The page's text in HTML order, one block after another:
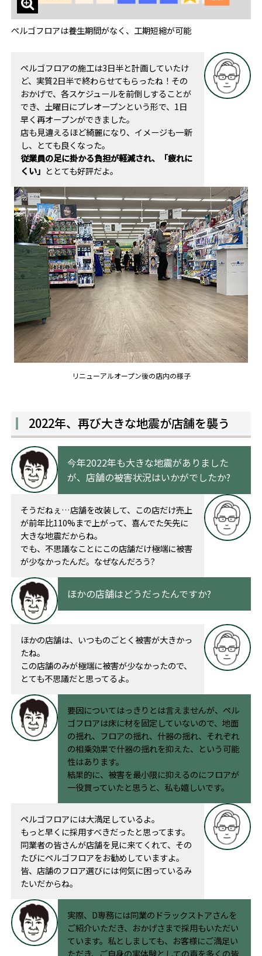
ぺルゴフロアは養生期間がなく、工期短縮が可能
ペルゴフロアの施工は3日半と計画していたけ
ど、実質2日半で終わらせてもらったね！その
おかげで、各スケジュールを前倒しすることが
でき、土曜日にプレオープンという形で、1日
早く再オープンができました。
店も見違えるほど綺麗になり、イメージも一新
し、とても良くなった。
従業員の足に掛かる負担が軽減され、「疲れに
くい」 ととても好評だよ。
リニューアルオープン後の店内の様子
2022年、再び大きな地震が店舗を襲う
今年2022年も大きな地震がありました
が、店舗の被害状況はいかがでしたか?
そうだねぇ…店舗を改装して、この店だけ売上
が前年比110%まで上がって、喜んでた矢先に
大きな地震だからね。
でも、不思議なことにこの店舗だけ極端に被害
が少なかったんだ。なぜなんだろう?
ほかの店舗はどうだったんですか?
ほかの店舗は、いつものごとく被害が大きかっ
たね。
この店舗のみが極端に被害が少なかったので、
とても不思議だと思ってるよ。
要因についてはっきりとは言えませんが、ペル
ゴフロアは床に材を固定していないので、地面
の揺れ、フロアの揺れ、什器の揺れ、それぞれ
の相乗効果で什器の揺れを抑えた、という可能
性はあります。
結果的に、被害を最小限に抑えるのにフロアが
一役買っていたと思うと、私も嬉しいです。
ペルゴフロアには大満足しているよ。
もっと早くに採用すべきだったと思ってます。
同業者の皆さんが店舗を見に来てくれて、その
たびにペルゴフロアをお勧めしていますよ。
皆、店舗のフロア選びには何気に困っているみ
たいだからね。
実際、D専務には同業のドラックストアさんを
ご紹介いただき、おかげさまで採用もいただい
ています。私としましても、お客様にご満足い
ただき、ご自身の実体験としての声を多くの皆